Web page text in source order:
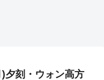
)夕刻・ウォン高方